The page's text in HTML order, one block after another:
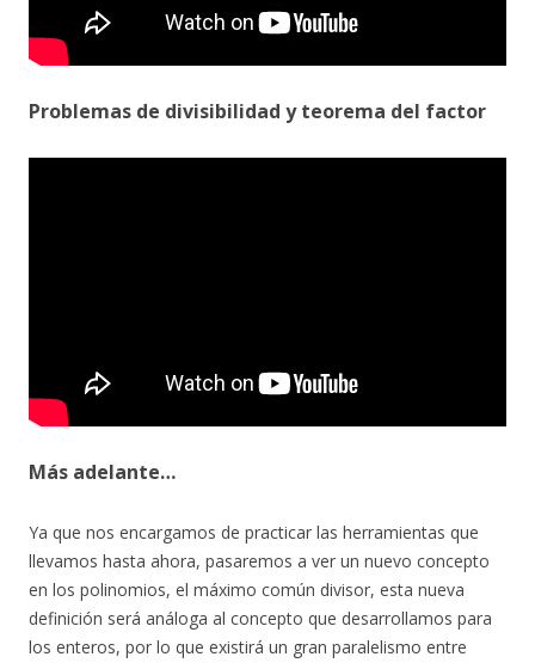
Problemas de divisibilidad y teorema del factor
Más adelante…
Ya que nos encargamos de practicar las herramientas que
llevamos hasta ahora, pasaremos a ver un nuevo concepto
en los polinomios, el máximo común divisor, esta nueva
definición será análoga al concepto que desarrollamos para
los enteros, por lo que existirá un gran paralelismo entre